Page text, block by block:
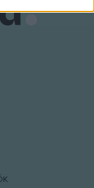
app.
other